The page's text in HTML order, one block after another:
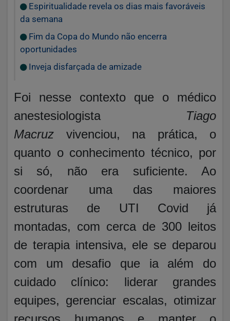
Espiritualidade revela os dias mais favoráveis
da semana
Fim da Copa do Mundo não encerra
oportunidades
Inveja disfarçada de amizade
Foi nesse contexto que o médico
anestesiologista Tiago
Macruz vivenciou, na prática, o
quanto o conhecimento técnico, por
si só, não era suficiente. Ao
coordenar uma das maiores
estruturas de UTI Covid já
montadas, com cerca de 300 leitos
de terapia intensiva, ele se deparou
com um desafio que ia além do
cuidado clínico: liderar grandes
equipes, gerenciar escalas, otimizar